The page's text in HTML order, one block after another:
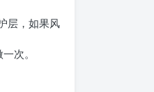
层，如果风
次。